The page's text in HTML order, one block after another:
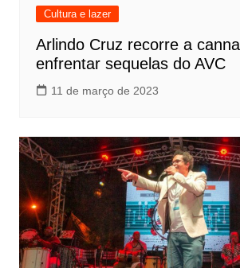
Cultura e lazer
Arlindo Cruz recorre a
enfrentar sequelas do AVC
11 de março de 2023